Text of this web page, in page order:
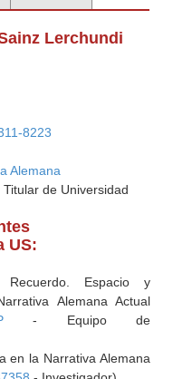
Lerchundi
8223
Alemana
de Universidad
US:
Recuerdo. Espacio y
Alemana Actual
- Equipo de
en la Narrativa Alemana